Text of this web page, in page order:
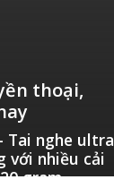
thoại,
Tai nghe ultra
với nhiều cải
gram